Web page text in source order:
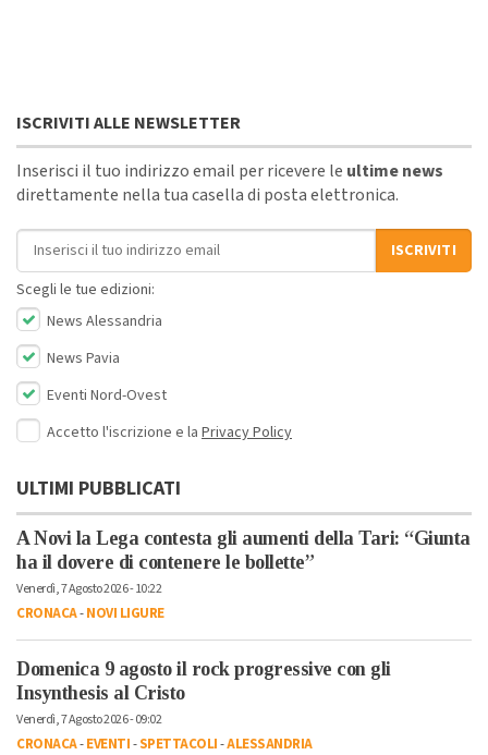
ISCRIVITI ALLE NEWSLETTER
Inserisci il tuo indirizzo email per ricevere le ultime news
direttamente nella tua casella di posta elettronica.
Indirizzo email
ISCRIVITI
Scegli le tue edizioni:
News Alessandria
News Pavia
Eventi Nord-Ovest
Accetto l'iscrizione e la Privacy Policy
ULTIMI PUBBLICATI
A Novi la Lega contesta gli aumenti della Tari: “Giunta
ha il dovere di contenere le bollette”
Venerdì, 7 Agosto 2026 - 10:22
CRONACA-NOVI LIGURE
Domenica 9 agosto il rock progressive con gli
Insynthesis al Cristo
Venerdì, 7 Agosto 2026 - 09:02
CRONACA-EVENTI-SPETTACOLI-ALESSANDRIA